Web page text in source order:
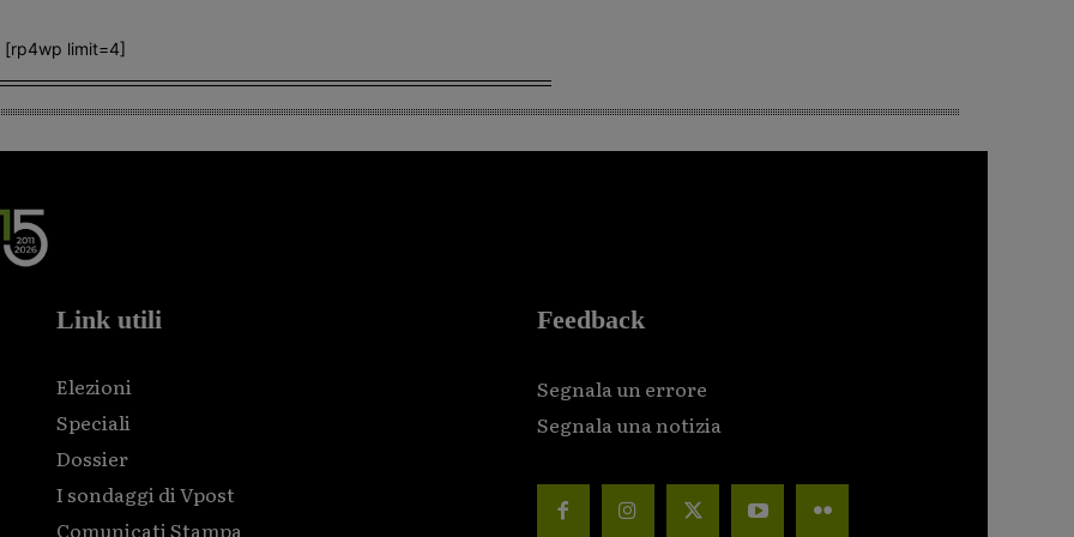
[rp4wp limit=4]
Link utili
Elezioni
Speciali
Dossier
I sondaggi di Vpost
Comunicati Stampa
Feedback
Segnala un errore
Segnala una notizia